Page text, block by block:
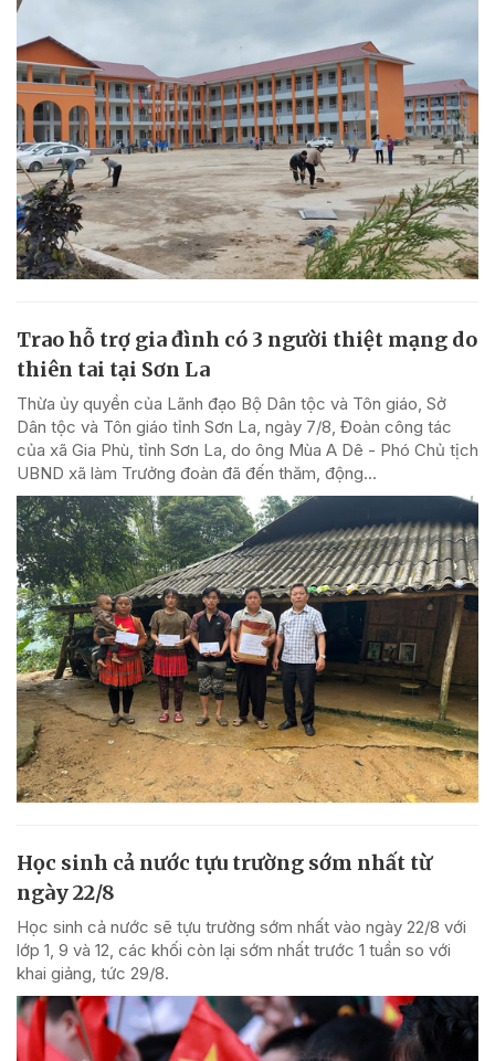
Trao hỗ trợ gia đình có 3 người thiệt mạng do
thiên tai tại Sơn La
Thừa ủy quyền của Lãnh đạo Bộ Dân tộc và Tôn giáo, Sở
Dân tộc và Tôn giáo tỉnh Sơn La, ngày 7/8, Đoàn công tác
của xã Gia Phù, tỉnh Sơn La, do ông Mùa A Dê - Phó Chủ tịch
UBND xã làm Trưởng đoàn đã đến thăm, động...
Học sinh cả nước tựu trường sớm nhất từ
ngày 22/8
Học sinh cả nước sẽ tựu trường sớm nhất vào ngày 22/8 với
lớp 1, 9 và 12, các khối còn lại sớm nhất trước 1 tuần so với
khai giảng, tức 29/8.